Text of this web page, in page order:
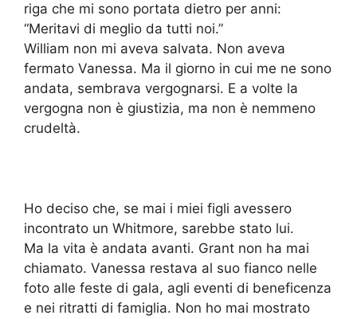
riga che mi sono portata dietro per anni:
“Meritavi di meglio da tutti noi.”
William non mi aveva salvata. Non aveva
fermato Vanessa. Ma il giorno in cui me ne sono
andata, sembrava vergognarsi. E a volte la
vergogna non è giustizia, ma non è nemmeno
crudeltà.
Ho deciso che, se mai i miei figli avessero
incontrato un Whitmore, sarebbe stato lui.
Ma la vita è andata avanti. Grant non ha mai
chiamato. Vanessa restava al suo fianco nelle
foto alle feste di gala, agli eventi di beneficenza
e nei ritratti di famiglia. Non ho mai mostrato